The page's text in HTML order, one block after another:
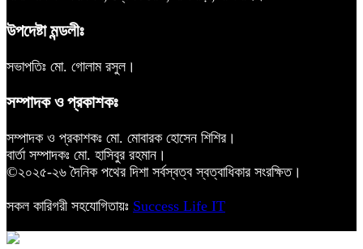
উপদেষ্টা মন্ডলীঃ
সভাপতিঃ মো. গোলাম রসুল।
সম্পাদক ও প্রকাশকঃ
সম্পাদক ও প্রকাশকঃ মো. মোবারক হোসেন শিশির।
বার্তা সম্পাদকঃ মো. হাসিবুর রহমান।
©২০২৫-২৬ দৈনিক পথের দিশা সর্বস্বত্ব স্বত্বাধিকার সংরক্ষিত।
সকল কারিগরী সহযোগিতায়ঃ Success Life IT